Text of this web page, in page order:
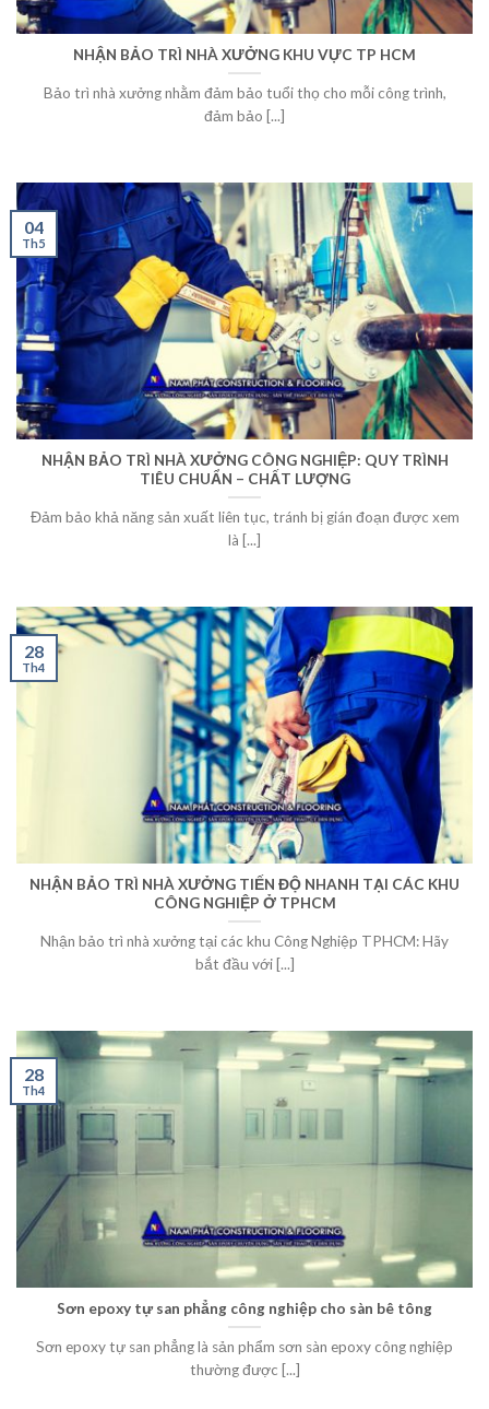
NHẬN BẢO TRÌ NHÀ XƯỞNG KHU VỰC TP HCM
Bảo trì nhà xưởng nhằm đảm bảo tuổi thọ cho mỗi công trình,
đảm bảo [...]
NHẬN BẢO TRÌ NHÀ XƯỞNG CÔNG NGHIỆP: QUY TRÌNH
TIÊU CHUẨN – CHẤT LƯỢNG
Đảm bảo khả năng sản xuất liên tục, tránh bị gián đoạn được xem
là [...]
04
Th5
NHẬN BẢO TRÌ NHÀ XƯỞNG TIẾN ĐỘ NHANH TẠI CÁC KHU
CÔNG NGHIỆP Ở TPHCM
Nhận bảo trì nhà xưởng tại các khu Công Nghiệp TPHCM: Hãy
bắt đầu với [...]
28
Th4
Sơn epoxy tự san phẳng công nghiệp cho sàn bê tông
Sơn epoxy tự san phẳng là sản phẩm sơn sàn epoxy công nghiệp
thường được [...]
28
Th4